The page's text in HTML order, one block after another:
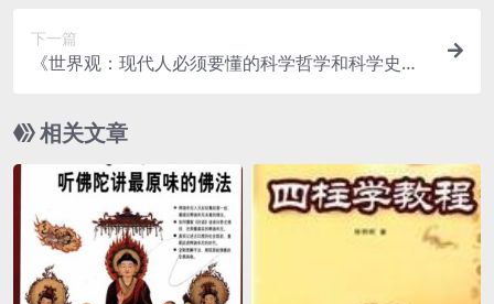
下一篇
《世界观：现代人必须要懂的科学哲学和科学史》p
相关文章